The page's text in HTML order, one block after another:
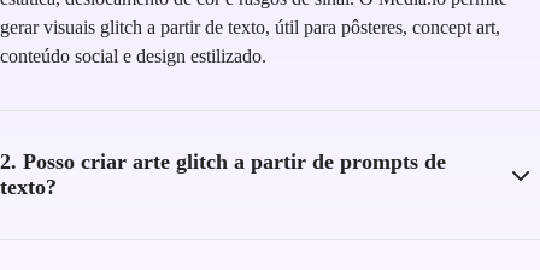
gerar visuais glitch a partir de texto, útil para pôsteres, concept art,
conteúdo social e design estilizado.
2. Posso criar arte glitch a partir de prompts de
texto?